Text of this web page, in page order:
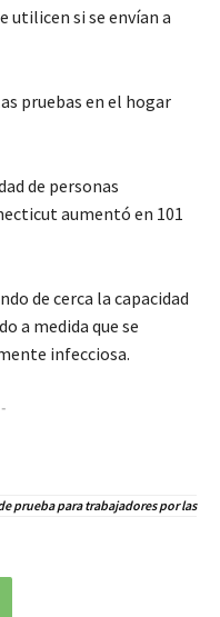
utilicen si se envían a
pruebas en el hogar
de personas
aumentó en 101
de cerca la capacidad
a medida que se
infecciosa.
prueba para trabajadores por las